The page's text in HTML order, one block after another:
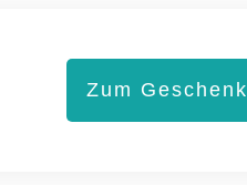
Zum Geschenk